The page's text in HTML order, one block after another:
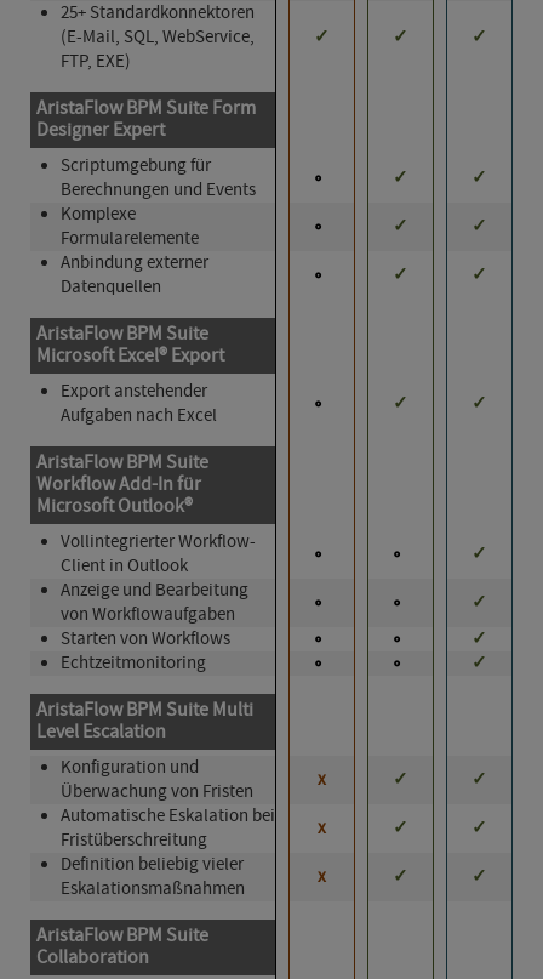
25+ Standard­kon­nek­tor­en
(E-Mail, SQL, WebService,
FTP, EXE)
✓ ✓ ✓
AristaFlow BPM Suite Form
Designer Expert
Scriptumgebung für
Berechnungen und Events
✓
✓
Komplexe
Formularelemente
✓
✓
Anbindung externer
Datenquellen
✓ ✓
AristaFlow BPM Suite
Microsoft Excel® Export
Export anstehender
Aufgaben nach Excel
✓ ✓
AristaFlow BPM Suite
Workflow Add-In für
Microsoft Outlook®
Vollintegrierter Workflow-
Client in Outlook
✓
Anzeige und Bearbeitung
von Workflowaufgaben
✓
Starten von Workflows
✓
Echtzeitmonitoring
✓
AristaFlow BPM Suite Multi
Level Escalation
Konfiguration und
Überwachung von Fristen
x ✓
✓
Automatische Eskalation bei
Fristüberschreitung
x ✓
✓
Definition beliebig vieler
Eskalat­ions­maß­nahm­en
x ✓ ✓
AristaFlow BPM Suite
Collaboration